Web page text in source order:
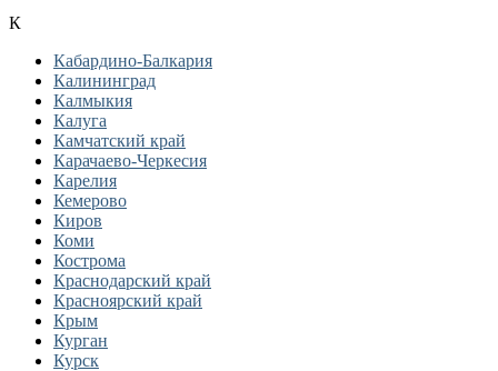
К
Кабардино-Балкария
Калининград
Калмыкия
Калуга
Камчатский край
Карачаево-Черкесия
Карелия
Кемерово
Киров
Коми
Кострома
Краснодарский край
Красноярский край
Крым
Курган
Курск